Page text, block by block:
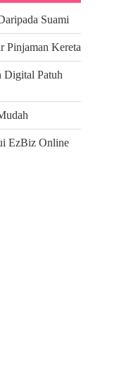
Suami
Pinjaman Kereta
Digital Patuh
EzBiz Online